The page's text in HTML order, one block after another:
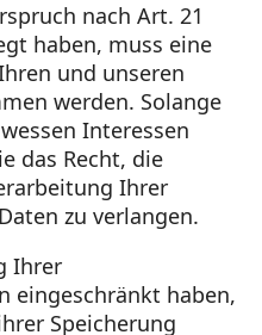
nach Art. 21
haben, muss eine
und unseren
werden. Solange
Interessen
das Recht, die
Ihrer
zu verlangen.
Ihrer
eingeschränkt haben,
Speicherung